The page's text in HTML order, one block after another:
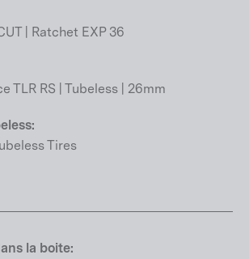
| Ratchet EXP 36
TLR RS | Tubeless | 26mm
Tires
la boite: